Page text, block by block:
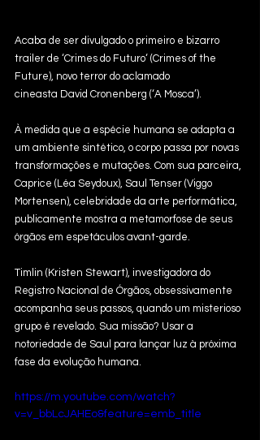
Acaba de ser divulgado o primeiro e bizarro
trailer de ‘Crimes do Futuro‘ (Crimes of the
Future), novo terror do aclamado
cineasta David Cronenberg (‘A Mosca’).
À medida que a espécie humana se adapta a
um ambiente sintético, o corpo passa por novas
transformações e mutações. Com sua parceira,
Caprice (Léa Seydoux), Saul Tenser (Viggo
Mortensen), celebridade da arte performática,
publicamente mostra a metamorfose de seus
órgãos em espetáculos avant-garde.
Timlin (Kristen Stewart), investigadora do
Registro Nacional de Órgãos, obsessivamente
acompanha seus passos, quando um misterioso
grupo é revelado. Sua missão? Usar a
notoriedade de Saul para lançar luz à próxima
fase da evolução humana.
https://m.youtube.com/watch?
v=v_bbLcJAHEo&feature=emb_title